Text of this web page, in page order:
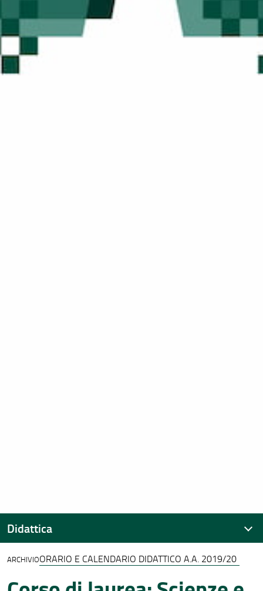
ARCHIVIOORARIO E CALENDARIO DIDATTICO A.A. 2019/20
Didattica
Calendario didattico e Orario delle lezioni
Aule e laboratori